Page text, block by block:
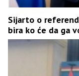
Sijarto o
bira ko će da ga